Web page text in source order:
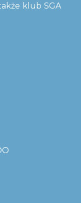
klub SGA